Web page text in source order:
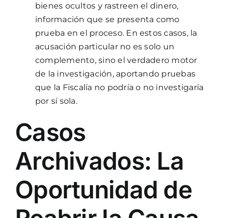
bienes ocultos y rastreen el dinero,
información que se presenta como
prueba en el proceso. En estos casos, la
acusación particular no es solo un
complemento, sino el verdadero motor
de la investigación, aportando pruebas
que la Fiscalía no podría o no investigaría
por sí sola.
Casos
Archivados: La
Oportunidad de